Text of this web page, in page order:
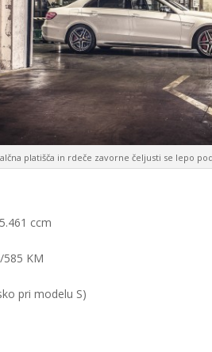
platišča in rdeče zavorne čeljusti se lepo
ccm
KM
pri modelu S)